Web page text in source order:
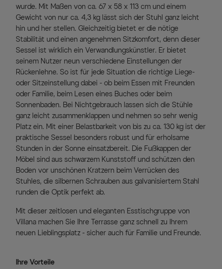
wurde. Mit Maßen von ca. 67 x 58 x 113 cm und einem
Gewicht von nur ca. 4,3 kg lässt sich der Stuhl ganz leicht
hin und her stellen. Gleichzeitig bietet er die nötige
Stabilität und einen angenehmen Sitzkomfort, denn dieser
Sessel ist wirklich ein Verwandlungskünstler. Er bietet
seinem Nutzer neun verschiedene Einstellungen der
Rückenlehne. So ist für jede Situation die richtige Liege-
oder Sitzeinstellung dabei - ob beim Essen mit Freunden
oder Familie, beim Lesen eines Buches oder beim
Sonnenbaden. Bei Nichtgebrauch lassen sich die Stühle
ganz leicht zusammenklappen und nehmen so sehr wenig
Platz ein. Mit einer Belastbarkeit von bis zu ca. 130 kg ist der
praktische Sessel besonders robust und für erholsame
Stunden in der Sonne einsatzbereit. Die Fußkappen der
Möbel sind aus schwarzem Kunststoff und schützen den
Boden vor unschönen Kratzern beim Verrücken des
Stuhles, die silbernen Schrauben aus galvanisiertem Stahl
runden die Optik perfekt ab.
Mit dieser zeitlosen und eleganten Esstischgruppe von
Villana machen Sie Ihre Terrasse ganz schnell zu Ihrem
neuen Lieblingsplatz - sicher auch für Familie und Freunde.
Ihre Vorteile